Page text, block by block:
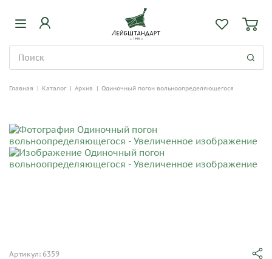
Главная | Каталог | Архив | Одиночный погон вольноопределяющегося
Артикул: 6359